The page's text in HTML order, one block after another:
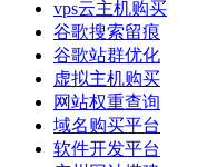
vps云主机购买
谷歌搜索留痕
谷歌站群优化
虚拟主机购买
网站权重查询
域名购买平台
软件开发平台